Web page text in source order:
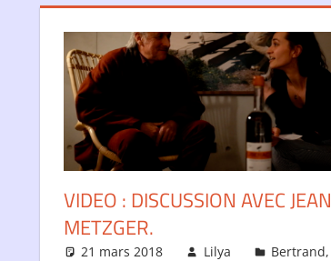
VIDEO : DISCUSSION AVEC JEAN
METZGER.
21 mars 2018 Lilya Bertrand,